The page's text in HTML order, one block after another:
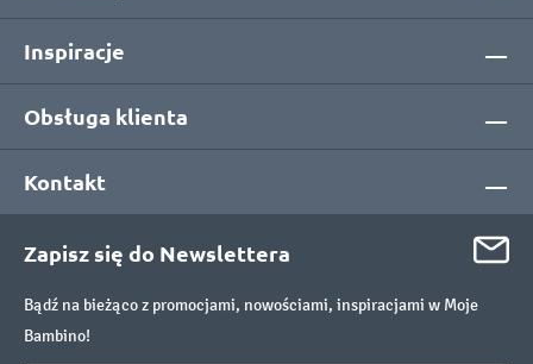
Inspiracje
Obsługa klienta
Kontakt
Zapisz się do Newslettera
Bądź na bieżąco z promocjami, nowościami, inspiracjami w Moje
Bambino!